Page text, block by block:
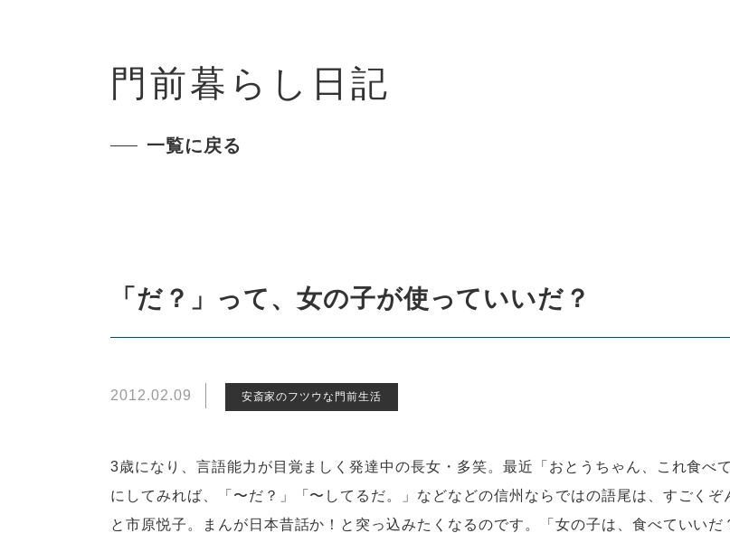
門前暮らし日記
一覧に戻る
「だ？」って、女の子が使っていいだ？
2012.02.09 安斎家のフツウな門前生活
3歳になり、言語能力が目覚ましく発達中の長女・多笑。最近「おとうちゃん、これ食べ
にしてみれば、「〜だ？」「〜してるだ。」などなどの信州ならではの語尾は、すごく
と市原悦子。まんが日本昔話か！と突っ込みたくなるのです。「女の子は、食べていい